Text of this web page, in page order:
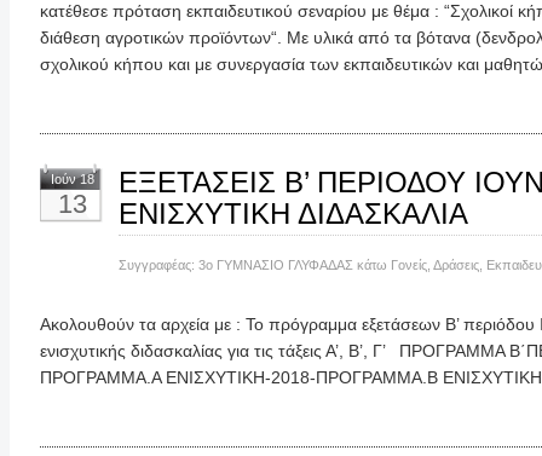
κατέθεσε πρόταση εκπαιδευτικού σεναρίου με θέμα : “Σχολικοί
διάθεση αγροτικών προϊόντων“. Με υλικά από τα βότανα
σχολικού κήπου και με συνεργασία των εκπαιδευτικών και
Ιούν 18
13
ΕΞΕΤΑΣΕΙΣ Β’ ΠΕΡΙΟΔΟΥ
ΕΝΙΣΧΥΤΙΚΗ ΔΙΔΑΣΚΑΛΙΑ
Συγγραφέας: 3ο ΓΥΜΝΑΣΙΟ ΓΛΥΦΑΔΑΣ κάτω Γονείς Δράσεις
Ακολουθούν τα αρχεία με : Το πρόγραμμα εξετάσεων Β’ περιόδου
ενισχυτικής διδασκαλίας για τις τάξεις Α’, Β’, Γ’ ΠΡΟΓΡΑΜΜΑ
ΠΡΟΓΡΑΜΜΑ.Α ΕΝΙΣΧΥΤΙΚΗ-2018-ΠΡΟΓΡΑΜΜΑ.Β